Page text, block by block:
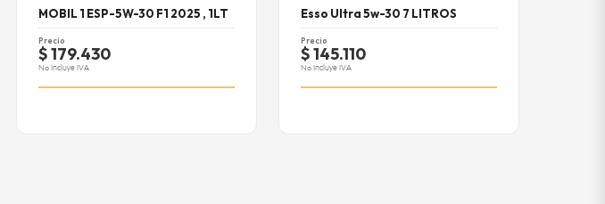
MOBIL 1 ESP-5W-30 F1 2025 , 1LT
Precio
$ 179.430
No Incluye IVA
Esso Ultra 5w-30 7 LITROS
Precio
$ 145.110
No Incluye IVA